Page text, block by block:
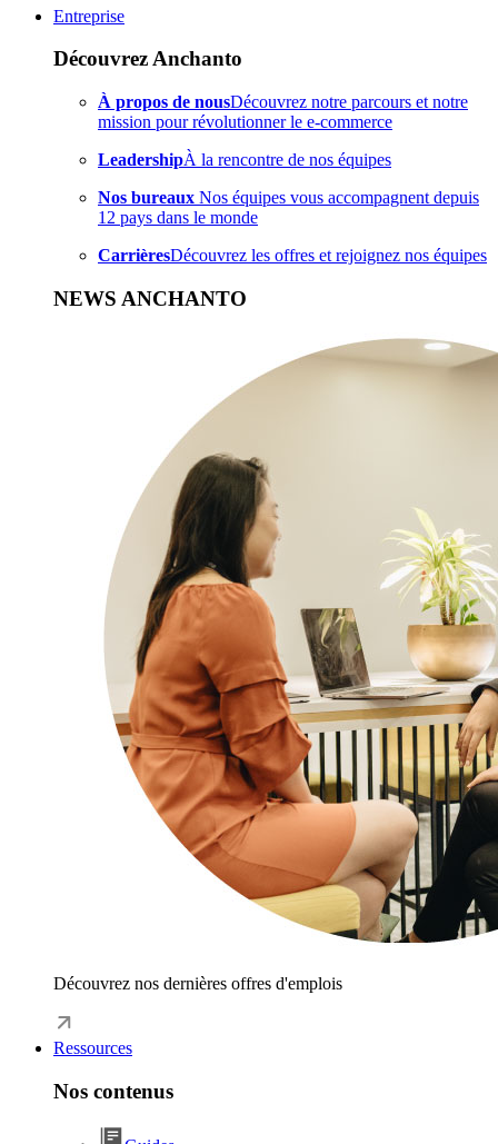
Entreprise
Découvrez Anchanto
À propos de nousDécouvrez notre parcours et notre
mission pour révolutionner le e-commerce
LeadershipÀ la rencontre de nos équipes
Nos bureaux Nos équipes vous accompagnent depuis
12 pays dans le monde
CarrièresDécouvrez les offres et rejoignez nos équipes
NEWS ANCHANTO
Découvrez nos dernières offres d'emplois
Ressources
Nos contenus